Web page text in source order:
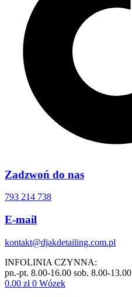
Zadzwoń do nas
793 214 738
E-mail
kontakt@djakdetailing.com.pl
INFOLINIA CZYNNA:
pn.-pt. 8.00-16.00 sob. 8.00-13.00
0.00 zł 0 Wózek